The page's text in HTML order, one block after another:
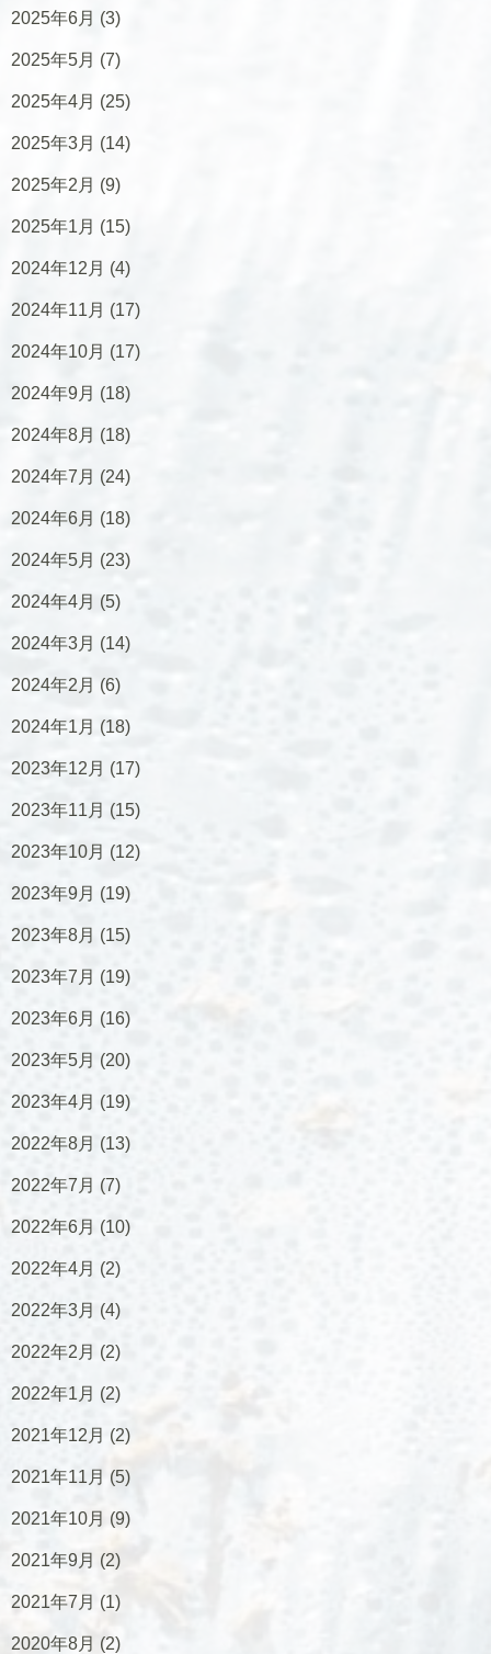
2025年6月 (3)
2025年5月 (7)
2025年4月 (25)
2025年3月 (14)
2025年2月 (9)
2025年1月 (15)
2024年12月 (4)
2024年11月 (17)
2024年10月 (17)
2024年9月 (18)
2024年8月 (18)
2024年7月 (24)
2024年6月 (18)
2024年5月 (23)
2024年4月 (5)
2024年3月 (14)
2024年2月 (6)
2024年1月 (18)
2023年12月 (17)
2023年11月 (15)
2023年10月 (12)
2023年9月 (19)
2023年8月 (15)
2023年7月 (19)
2023年6月 (16)
2023年5月 (20)
2023年4月 (19)
2022年8月 (13)
2022年7月 (7)
2022年6月 (10)
2022年4月 (2)
2022年3月 (4)
2022年2月 (2)
2022年1月 (2)
2021年12月 (2)
2021年11月 (5)
2021年10月 (9)
2021年9月 (2)
2021年7月 (1)
2020年8月 (2)